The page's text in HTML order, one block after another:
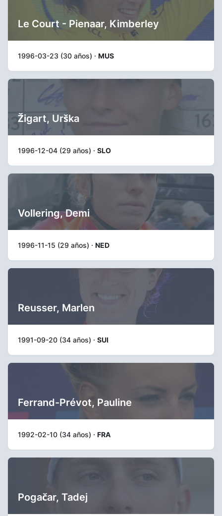
Le Court - Pienaar, Kimberley
1996-03-23 (30 años) · MUS
Žigart, Urška
1996-12-04 (29 años) · SLO
Vollering, Demi
1996-11-15 (29 años) · NED
Reusser, Marlen
1991-09-20 (34 años) · SUI
Ferrand-Prévot, Pauline
1992-02-10 (34 años) · FRA
Pogačar, Tadej